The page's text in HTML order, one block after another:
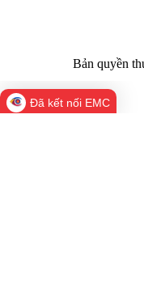
Bản quyền
Đã kết nối EMC